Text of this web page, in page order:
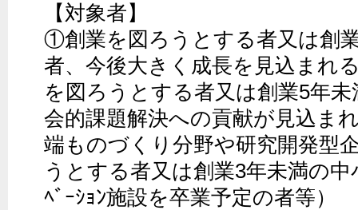
【対象者】
①創業を図ろうとする者又は創
者、今後大きく成長を見込まれ
を図ろうとする者又は創業5年
会的課題解決への貢献が見込ま
端ものづくり分野や研究開発型
うとする者又は創業3年未満の中
ﾍﾞｰｼｮﾝ施設を卒業予定の者等）